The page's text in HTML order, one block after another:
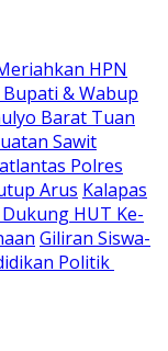
HPN
& Wabup
Barat Tuan
Sawit
Polres
Arus Kalapas
HUT Ke-
Giliran Siswa-
Politik